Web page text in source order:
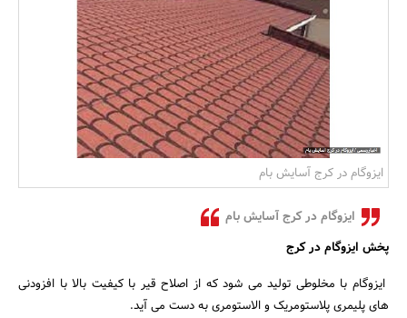
بانک، بیمه و سرمایه
مسکن و ساختمان
ایزوگام در کرج آسایش بام
ایزوگام در کرج آسایش بام
پخش ایزوگام در کرج
ایزوگام با مخلوطی تولید می شود که از اصلاح قیر با کیفیت بالا با افزودنی
های پلیمری پلاستومریک و الاستومری به دست می آید.